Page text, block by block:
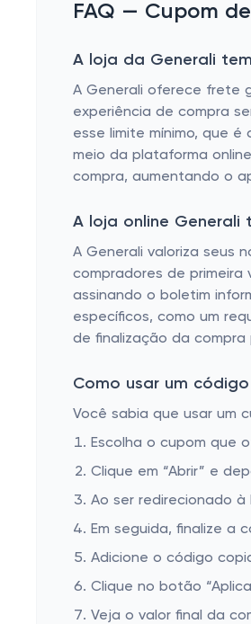
FAQ — Cupom
A loja da Generali
A Generali oferece frete
experiência de compra
esse limite mínimo, que
meio da plataforma
compra, aumentando o
A loja online
A Generali valoriza seus
compradores de
assinando o boletim
específicos, como um
de finalização da
Como usar um
Você sabia que usar um
Escolha o cupom que
Clique em “Abrir” e
Ao ser redirecionado
Em seguida, finalize a
Adicione o código
Clique no botão
Veja o valor final da